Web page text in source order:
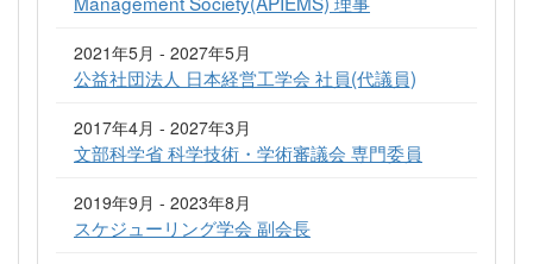
2021年5月 - 2027年5月
公益社団法人 日本経営工学会 社員(代議員)
2017年4月 - 2027年3月
文部科学省 科学技術・学術審議会 専門委員
2019年9月 - 2023年8月
スケジューリング学会 副会長